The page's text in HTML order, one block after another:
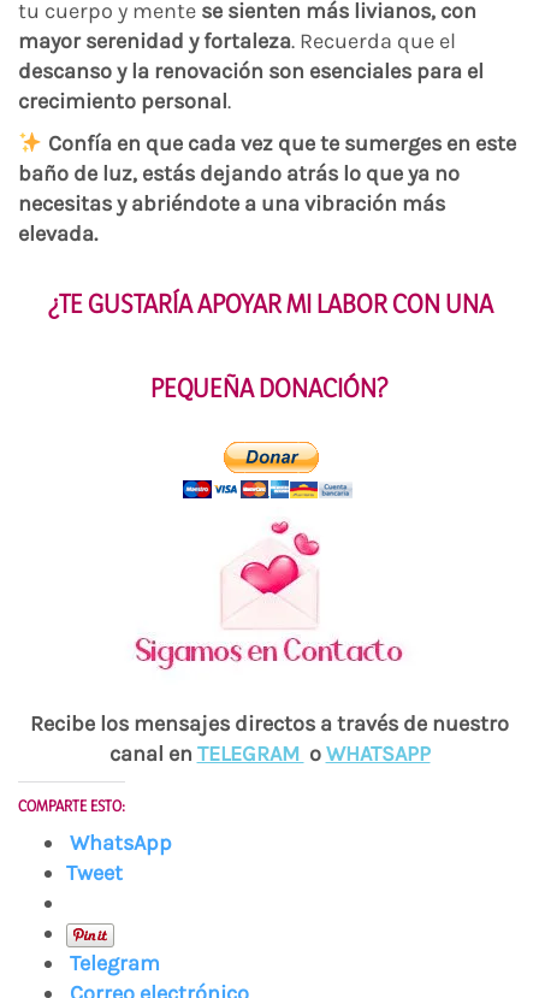
tu cuerpo y mente se sienten más livianos, con
mayor serenidad y fortaleza. Recuerda que el
descanso y la renovación son esenciales para el
crecimiento personal.
Confía en que cada vez que te sumerges en este
baño de luz, estás dejando atrás lo que ya no
necesitas y abriéndote a una vibración más
elevada.
¿TE GUSTARÍA APOYAR MI LABOR CON UNA
PEQUEÑA DONACIÓN?
Recibe los mensajes directos a través de nuestro
canal en TELEGRAM oWHATSAPP
COMPARTE ESTO:
WhatsApp
Tweet
Telegram